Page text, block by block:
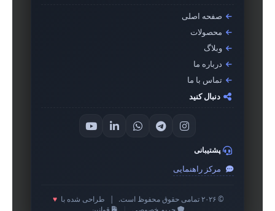
صفحه اصلی
محصولات
وبلاگ
درباره ما
تماس با ما
دنبال کنید
پشتیبانی
مرکز راهنمایی
© ۲۰۲۶ تمامی حقوق محفوظ است. طراحی شده با ♥